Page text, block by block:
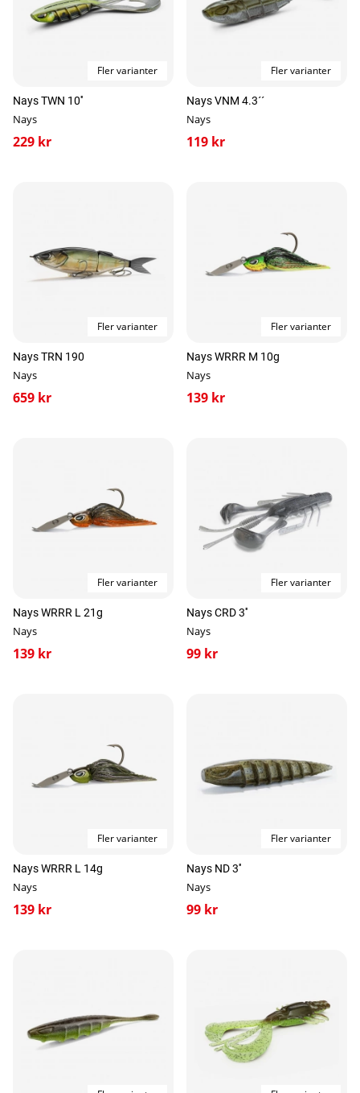
Fler varianter
Nays TWN 10''
Nays
229 kr
Fler varianter
Nays VNM 4.3´´
Nays
119 kr
Fler varianter
Nays TRN 190
Nays
659 kr
Fler varianter
Nays WRRR M 10g
Nays
139 kr
Fler varianter
Nays WRRR L 21g
Nays
139 kr
Fler varianter
Nays CRD 3''
Nays
99 kr
Fler varianter
Nays WRRR L 14g
Nays
139 kr
Fler varianter
Nays ND 3''
Nays
99 kr